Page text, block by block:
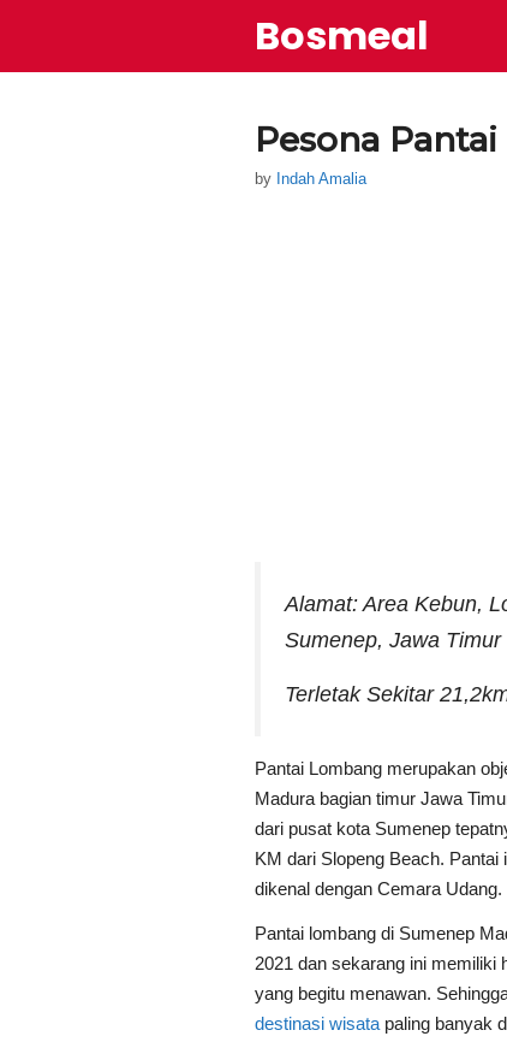
content
Bosmeal
Pesona
by Indah Amalia
Alamat: Area Kebun,
Sumenep, Jawa Timur
Terletak Sekitar
Pantai Lombang merupakan
Madura bagian timur Jawa
dari pusat kota Sumenep
KM dari Slopeng Beach.
dikenal dengan Cemara Udang.
Pantai lombang di Sumenep
2021 dan sekarang ini memiliki
yang begitu menawan.
destinasi wisata paling banyak